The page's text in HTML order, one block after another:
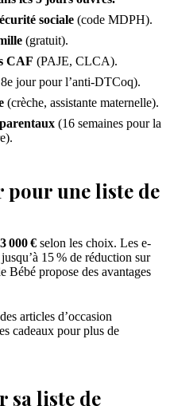
sociale (code MDPH).
(gratuit).
CAF (PAJE, CLCA).
jour pour l’anti-DTCoq).
(crèche, assistante maternelle).
(16 semaines pour la
une liste de
000 € selon les choix. Les e-
15 % de réduction sur
Bébé propose des avantages
articles d’occasion
cadeaux pour plus de
sa liste de